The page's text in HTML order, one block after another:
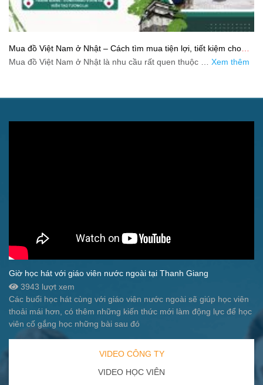
Mua đồ Việt Nam ở Nhật – Cách tìm mua tiện lợi, tiết kiệm cho
người xa quê
Mua đồ Việt Nam ở Nhật là nhu cầu rất quen thuộc … Xem thêm
Giờ học hát với giáo viên nước ngoài tại Thanh Giang
3943 lượt xem
Các buổi học hát cùng với giáo viên nước ngoài sẽ giúp học viên
thoải mái hơn, có thêm những kiến thức mới làm động lực để học
viên cố gắng học những bài sau đó
VIDEO CÔNG TY
VIDEO HỌC VIÊN